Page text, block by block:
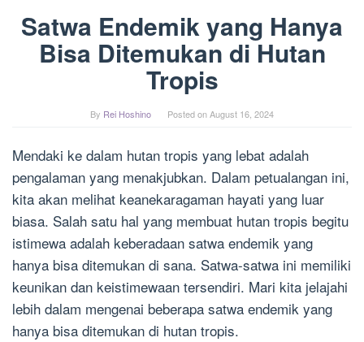
Satwa Endemik yang Hanya
Bisa Ditemukan di Hutan
Tropis
By Rei Hoshino Posted onAugust 16, 2024
Mendaki ke dalam hutan tropis yang lebat adalah
pengalaman yang menakjubkan. Dalam petualangan ini,
kita akan melihat keanekaragaman hayati yang luar
biasa. Salah satu hal yang membuat hutan tropis begitu
istimewa adalah keberadaan satwa endemik yang
hanya bisa ditemukan di sana. Satwa-satwa ini memiliki
keunikan dan keistimewaan tersendiri. Mari kita jelajahi
lebih dalam mengenai beberapa satwa endemik yang
hanya bisa ditemukan di hutan tropis.